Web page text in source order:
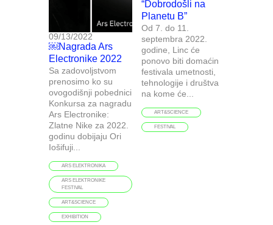
09/13/2022
￼Nagrada Ars
Electronike 2022
Sa zadovoljstvom
prenosimo ko su
ovogodišnji pobednici
Konkursa za nagradu
Ars Electronike:
Zlatne Nike za 2022.
godinu dobijaju Ori
Iošifuji...
ARS ELEKTRONIKA
ARS ELEKTRONIKE
FESTIVAL
ART&SCIENCE
EXHIBITION
“Dobrodošli na
Planetu B”
Od 7. do 11.
septembra 2022.
godine, Linc će
ponovo biti domaćin
festivala umetnosti,
tehnologije i društva
na kome će...
ART&SCIENCE
FESTIVAL